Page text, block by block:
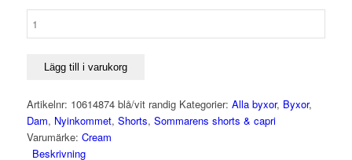
CreamLägg till i varukorg
Artikelnr: 10614874 blå/vit randig Kategorier: Alla byxor, Byxor,
Dam, Nyinkommet, Shorts, Sommarens shorts & capri
Varumärke: Cream
Beskrivning